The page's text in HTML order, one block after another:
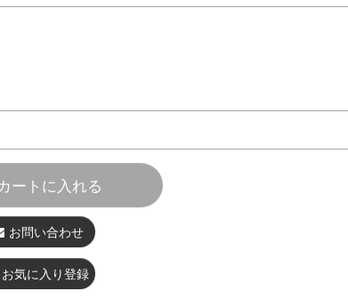
ートに入れる
お問い合わせ
お気に入り登録